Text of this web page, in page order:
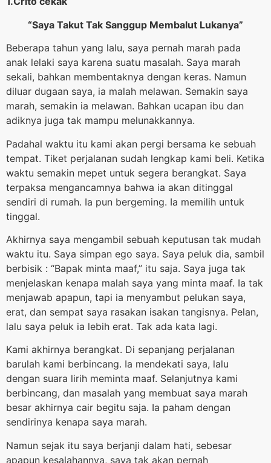
“Saya Takut Tak Sanggup Membalut Lukanya”
Beberapa tahun yang lalu, saya pernah marah pada
anak lelaki saya karena suatu masalah. Saya marah
sekali, bahkan membentaknya dengan keras. Namun
diluar dugaan saya, ia malah melawan. Semakin saya
marah, semakin ia melawan. Bahkan ucapan ibu dan
adiknya juga tak mampu melunakkannya.
Padahal waktu itu kami akan pergi bersama ke sebuah
tempat. Tiket perjalanan sudah lengkap kami beli. Ketika
waktu semakin mepet untuk segera berangkat. Saya
terpaksa mengancamnya bahwa ia akan ditinggal
sendiri di rumah. Ia pun bergeming. Ia memilih untuk
tinggal.
Akhirnya saya mengambil sebuah keputusan tak mudah
waktu itu. Saya simpan ego saya. Saya peluk dia, sambil
berbisik : “Bapak minta maaf,” itu saja. Saya juga tak
menjelaskan kenapa malah saya yang minta maaf. Ia tak
menjawab apapun, tapi ia menyambut pelukan saya,
erat, dan sempat saya rasakan isakan tangisnya. Pelan,
lalu saya peluk ia lebih erat. Tak ada kata lagi.
Kami akhirnya berangkat. Di sepanjang perjalanan
barulah kami berbincang. Ia mendekati saya, lalu
dengan suara lirih meminta maaf. Selanjutnya kami
berbincang, dan masalah yang membuat saya marah
besar akhirnya cair begitu saja. Ia paham dengan
sendirinya kenapa saya marah.
Namun sejak itu saya berjanji dalam hati, sebesar
apapun kesalahannya, saya tak akan pernah